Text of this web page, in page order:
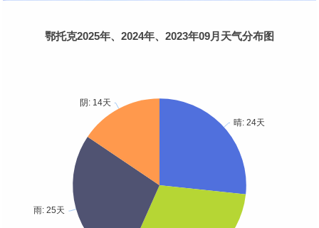
鄂托克2025年、2024年、2023年09月天气分布图